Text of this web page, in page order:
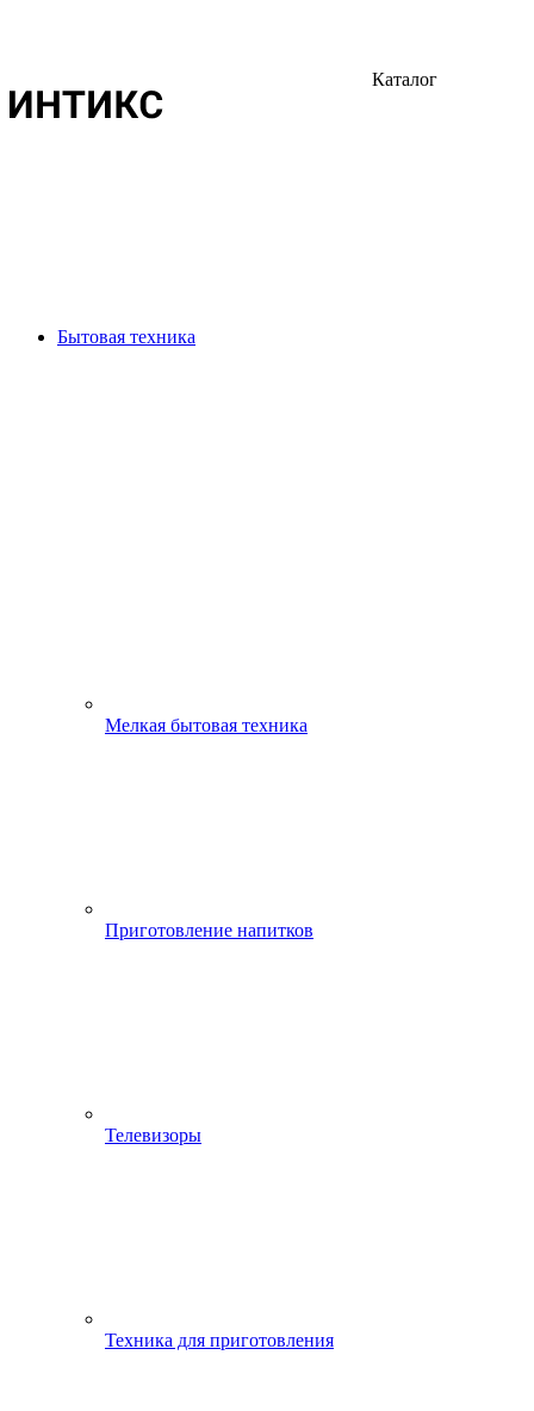
Каталог
Бытовая техника
Мелкая бытовая техника
Приготовление напитков
Телевизоры
Техника для приготовления